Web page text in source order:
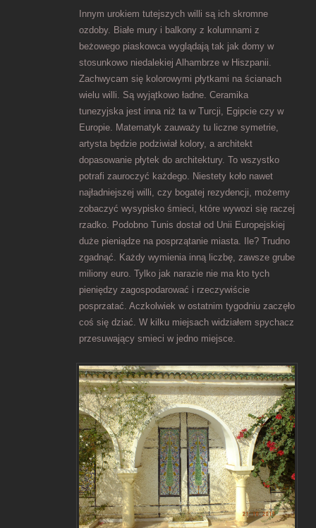
Innym urokiem tutejszych willi są ich skromne
ozdoby. Białe mury i balkony z kolumnami z
beżowego piaskowca wyglądają tak jak domy w
stosunkowo niedalekiej Alhambrze w Hiszpanii.
Zachwycam się kolorowymi płytkami na ścianach
wielu willi. Są wyjątkowo ładne. Ceramika
tunezyjska jest inna niż ta w Turcji, Egipcie czy w
Europie. Matematyk zauważy tu liczne symetrie,
artysta będzie podziwiał kolory, a architekt
dopasowanie płytek do architektury. To wszystko
potrafi zauroczyć każdego. Niestety koło nawet
najładniejszej willi, czy bogatej rezydencji, możemy
zobaczyć wysypisko śmieci, które wywozi się raczej
rzadko. Podobno Tunis dostał od Unii Europejskiej
duże pieniądze na posprzątanie miasta. Ile? Trudno
zgadnąć. Każdy wymienia inną liczbę, zawsze grube
miliony euro. Tylko jak narazie nie ma kto tych
pieniędzy zagospodarować i rzeczywiście
posprzatać. Aczkolwiek w ostatnim tygodniu zaczęło
coś się dziać. W kilku miejsach widziałem spychacz
przesuwający smieci w jedno miejsce.